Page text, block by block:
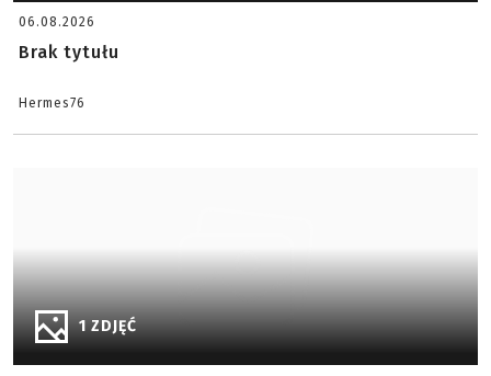
06.08.2026
Brak tytułu
Hermes76
1 ZDJĘĆ